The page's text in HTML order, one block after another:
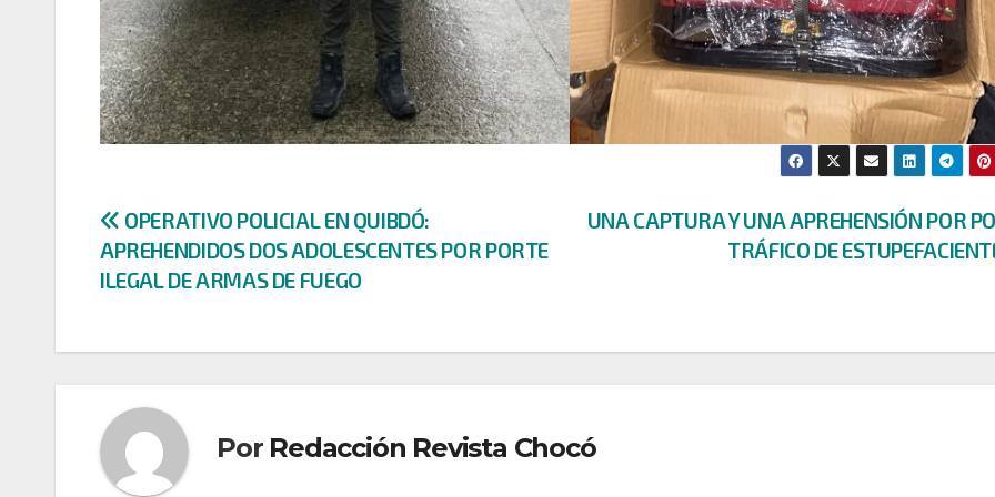
Navegación
de
UNA CAPTURA Y UNA APREHENSIÓN POR
TRÁFICO DE
OPERATIVO POLICIAL EN QUIBDÓ:
APREHENDIDOS DOS ADOLESCENTES POR PORTE
ILEGAL DE ARMAS DE FUEGO
Por Redacción Revista Chocó